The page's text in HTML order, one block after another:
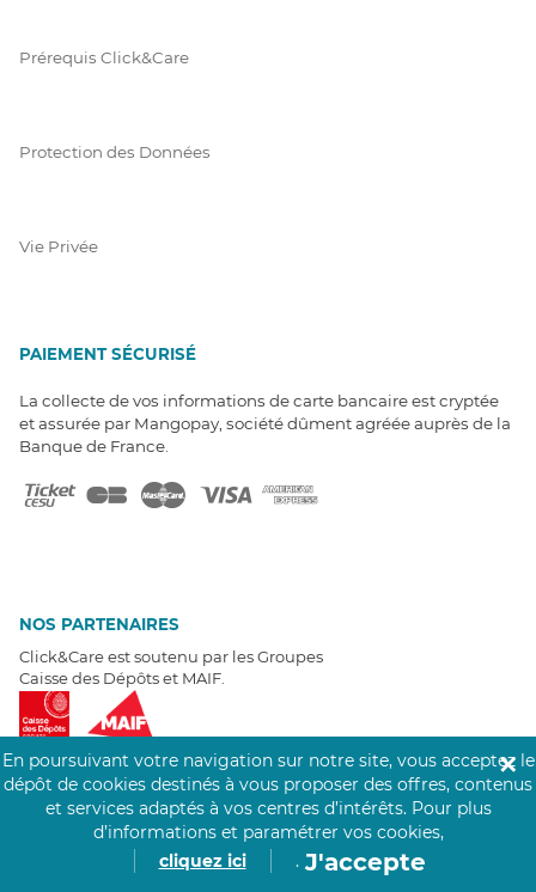
Prérequis Click&Care
Protection des Données
Vie Privée
PAIEMENT SÉCURISÉ
La collecte de vos informations de carte bancaire est cryptée
et assurée par Mangopay, société dûment agréée auprès de la
Banque de France.
NOS PARTENAIRES
Click&Care est soutenu par les Groupes
Caisse des Dépôts et MAIF.
EXPERTS À VOTRE ÉCOUTE
Un besoin de recrutement ? Click&Care vous accompagne par
En poursuivant votre navigation sur notre site, vous acceptez le
dépôt de cookies destinés à vous proposer des offres, contenus
et services adaptés à vos centres d’intérêts. Pour plus
d’informations et paramétrer vos cookies,
cliquez ici
. J'accepte
✕